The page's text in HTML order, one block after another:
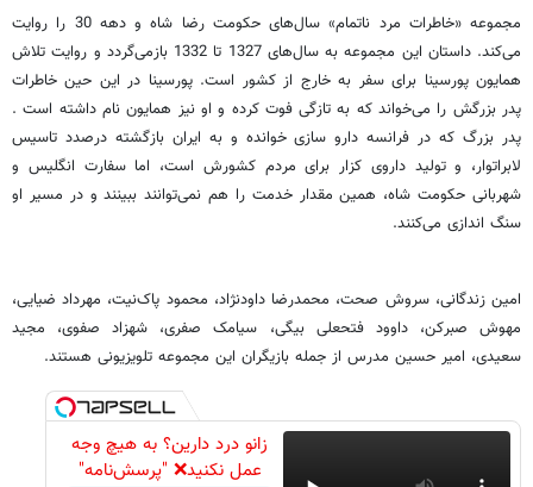
مجموعه «خاطرات مرد ناتمام» سال‌های حکومت رضا شاه و دهه 30 را روایت
می‌کند. داستان این مجموعه به سال‌های 1327 تا 1332 بازمی‌گردد و روایت تلاش
همایون‌ پورسینا برای سفر به خارج از کشور است. پورسینا در این حین خاطرات
پدر بزرگش را می‌خواند که به تازگی فوت کرده و او نیز همایون نام داشته است .
پدر بزرگ که در فرانسه دارو سازی خوانده و به ایران بازگشته درصدد تاسیس
لابراتوار، و تولید داروی کزار برای مردم کشورش است، اما سفارت انگلیس و
شهربانی حکومت شاه، همین مقدار خدمت را هم نمی‌توانند ببینند و در مسیر او
سنگ اندازی می‌کنند.
امین زندگانی، سروش صحت، محمدرضا داودنژاد، محمود پاک‌نیت، مهرداد ضیایی،
مهوش صبرکن، داوود فتحعلی بیگی، سیامک صفری، شهزاد صفوی، مجید
سعیدی، امیر حسین مدرس از جمله بازیگران این مجموعه تلویزیونی هستند.
زانو درد دارین؟ به هیچ وجه
عمل نکنید❌ "پرسش‌نامه"